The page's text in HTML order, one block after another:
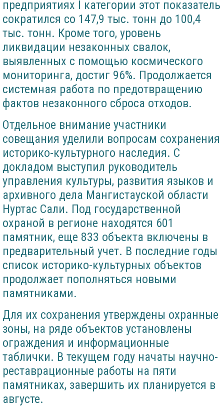
предприятиях I категории этот показатель
сократился со 147,9 тыс. тонн до 100,4
тыс. тонн. Кроме того, уровень
ликвидации незаконных свалок,
выявленных с помощью космического
мониторинга, достиг 96%. Продолжается
системная работа по предотвращению
фактов незаконного сброса отходов.
Отдельное внимание участники
совещания уделили вопросам сохранения
историко-культурного наследия. С
докладом выступил руководитель
управления культуры, развития языков и
архивного дела Мангистауской области
Нуртас Сали. Под государственной
охраной в регионе находятся 601
памятник, еще 833 объекта включены в
предварительный учет. В последние годы
список историко-культурных объектов
продолжает пополняться новыми
памятниками.
Для их сохранения утверждены охранные
зоны, на ряде объектов установлены
ограждения и информационные
таблички. В текущем году начаты научно-
реставрационные работы на пяти
памятниках, завершить их планируется в
августе.